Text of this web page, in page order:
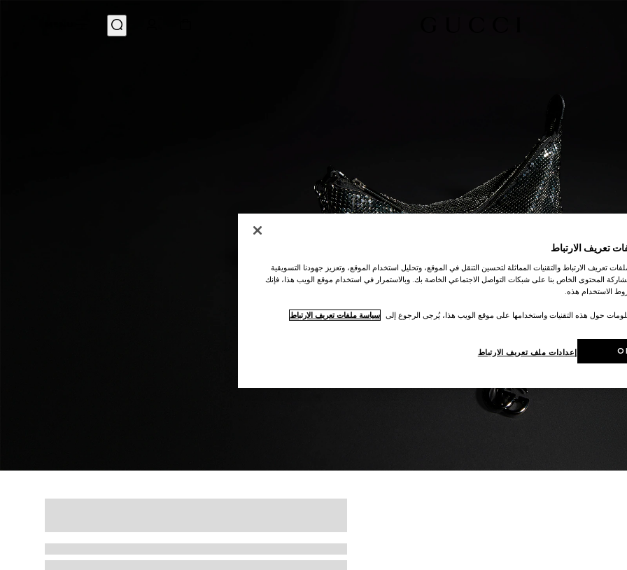
تعريف الارتباط
تعريف الارتباط والتقنيات المماثلة لتحسين التنقل في الموقع، وتحليل استخدام الموقع، وتعزيز جهودنا التسويقية
المحتوى الخاص بنا على شبكات التواصل الاجتماعي الخاصة بك. وبالاستمرار في استخدام موقع الويب هذا، فإنك
الاستخدام هذه.
حول هذه التقنيات واستخدامها على موقع الويب هذا، يُرجى الرجوع إلى سياسة ملفات تعريف الارتباط
إعدادات ملف تعريف الارتباط